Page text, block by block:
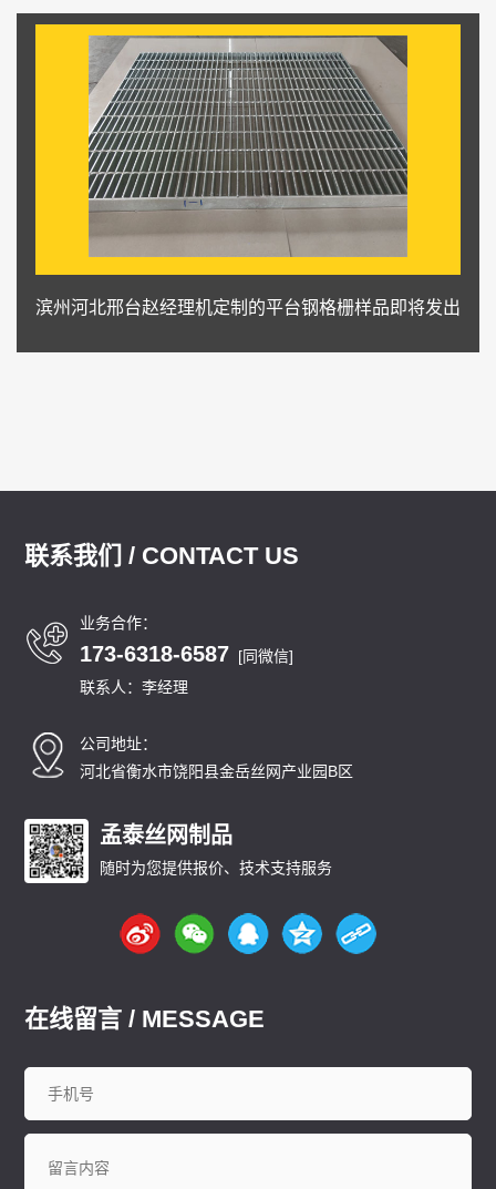
滨州河北邢台赵经理机定制的平台钢格栅样品即将发出
联系我们 / CONTACT US
业务合作：
173-6318-6587 [同微信]
联系人：李经理
公司地址：
河北省衡水市饶阳县金岳丝网产业园B区
孟泰丝网制品
随时为您提供报价、技术支持服务
在线留言 / MESSAGE